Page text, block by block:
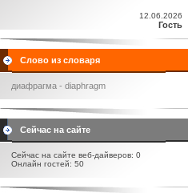
12.06.2026
Гость
Слово из словаря
диафрагма - diaphragm
Сейчас на сайте
Сейчас на сайте веб-дайверов: 0
Онлайн гостей: 50